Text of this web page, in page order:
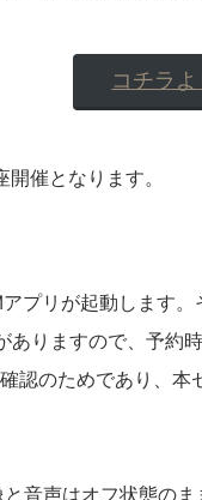
コチラ
催となります。
プリが起動します
ありますので、予約
認のためであり、本
音声はオフ状態の